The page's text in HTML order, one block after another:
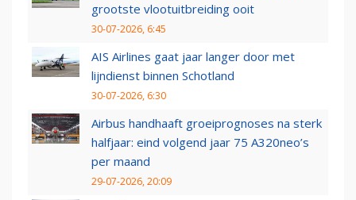
grootste vlootuitbreiding ooit
30-07-2026, 6:45
AIS Airlines gaat jaar langer door met
lijndienst binnen Schotland
30-07-2026, 6:30
Airbus handhaaft groeiprognoses na sterk
halfjaar: eind volgend jaar 75 A320neo’s
per maand
29-07-2026, 20:09